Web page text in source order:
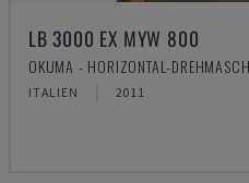
LB 3000 EX MYW 800
OKUMA - HORIZONTAL-
ITALIEN 2011